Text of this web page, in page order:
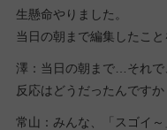
生懸命やりました。
当日の朝まで編集したこと
澤：当日の朝まで…それで
反応はどうだったんですか
常山：みんな、「スゴイ～